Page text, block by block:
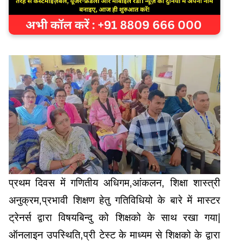
प्रथम दिवस में गणितीय अधिगम,आंकलन, शिक्षा शास्त्री
अनुक्रम,प्रभावी शिक्षण हेतु गतिविधियो के बारे में मास्टर
ट्रेनर्स द्वारा विषयबिन्दु को शिक्षको के साथ रखा गया|
ऑनलाइन उपस्थिति,प्री टेस्ट के माध्यम से शिक्षको के द्वारा